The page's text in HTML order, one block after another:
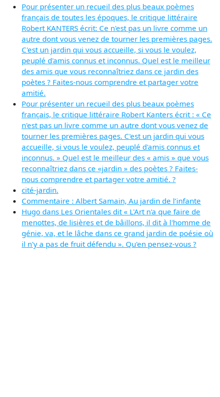
Pour présenter un recueil des plus beaux poèmes
français de toutes les époques, le critique littéraire
Robert KANTERS écrit: Ce n'est pas un livre comme un
autre dont vous venez de tourner les premières pages.
C'est un jardin qui vous accueille, si vous le voulez,
peuplé d'amis connus et inconnus. Quel est le meilleur
des amis que vous reconnaîtriez dans ce jardin des
poètes ? Faites-nous comprendre et partager votre
amitié.
Pour présenter un recueil des plus beaux poèmes
français, le critique littéraire Robert Kanters écrit : « Ce
n'est pas un livre comme un autre dont vous venez de
tourner les premières pages. C'est un jardin qui vous
accueille, si vous le voulez, peuplé d'amis connus et
inconnus. » Quel est le meilleur des « amis » que vous
reconnaîtriez dans ce «jardin » des poètes ? Faites-
nous comprendre et partager votre amitié. ?
cité-jardin.
Commentaire : Albert Samain, Au jardin de l’infante
Hugo dans Les Orientales dit « L'Art n'a que faire de
menottes, de lisières et de bâillons, il dit à l'homme de
génie, va, et le lâche dans ce grand jardin de poésie où
il n'y a pas de fruit défendu ». Qu'en pensez-vous ?